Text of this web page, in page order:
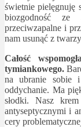
świetnie pielęgnuję
biozgodność ze
przeciwzapalne i
nam usunąć z
Całość
tymiankowego.
na ubranie sobie
oddychanie. Ma
słodki. Nasz
antyseptycznymi i
cery